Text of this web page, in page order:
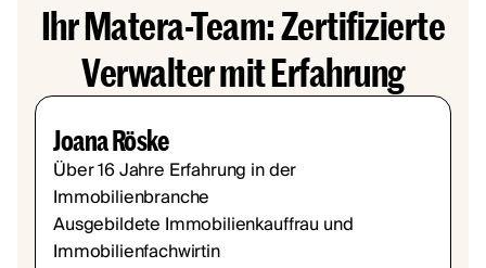
Ihr Matera-Team: Zertifizierte
Verwalter mit Erfahrung
Joana Röske
Über 16 Jahre Erfahrung in der
Immobilienbranche
Ausgebildete Immobilienkauffrau und
Immobilienfachwirtin